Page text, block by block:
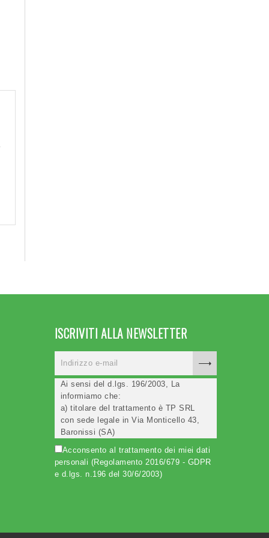
ISCRIVITI ALLA NEWSLETTER
Ai sensi del d.lgs. 196/2003, La
informiamo che:
a) titolare del trattamento è TP SRL
con sede legale in Via Monticello 43,
Baronissi (SA)
b) i Suoi dati saranno trattati (anche
elettronicamente) soltanto dagli
incaricati autorizzati, esclusivamente
per dare corso all'invio della newsletter
Acconsento al trattamento dei miei dati
personali (Regolamento 2016/679 - GDPR
e d.lgs. n.196 del 30/6/2003)